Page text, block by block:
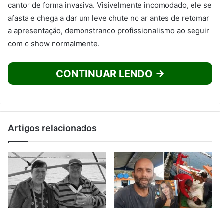
cantor de forma invasiva. Visivelmente incomodado, ele se
afasta e chega a dar um leve chute no ar antes de retomar
a apresentação, demonstrando profissionalismo ao seguir
com o show normalmente.
CONTINUAR LENDO →
Artigos relacionados